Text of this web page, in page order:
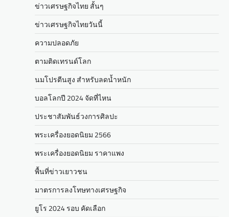
ข่าวเศรษฐกิจไทย สั้นๆ
ข่าวเศรษฐกิจไทยวันนี้
ความปลอดภัย
ตามติดเทรนด์โลก
นมโปรตีนสูง สำหรับลดน้ำหนัก
บอลโลกปี 2024 จัดที่ไหน
ประชาสัมพันธ์วงการศิลปะ
พระเครื่องยอดนิยม 2566
พระเครื่องยอดนิยม ราคาแพง
พื้นที่ข่าวเยาวชน
มาตรการลงโทษทางเศรษฐกิจ
ยูโร 2024 รอบ คัดเลือก